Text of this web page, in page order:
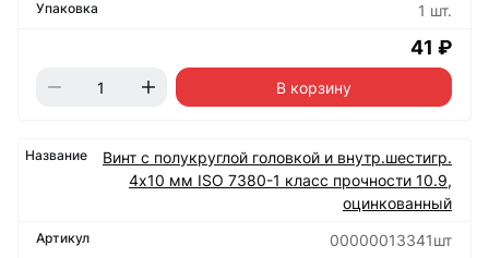
1 шт.
41 ₽
В корзину
Винт с полукруглой головкой и внутр.шестигр.
4х10 мм ISO 7380-1 класс прочности 10.9,
оцинкованный
00000013341шт